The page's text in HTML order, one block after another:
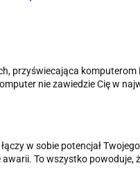
przyświecająca
nie zawiedzie Cię w
w sobie potencjał
To wszystko